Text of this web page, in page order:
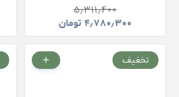
۵٫۳۱۱٫۴۰۰
۴٫۷۸۰٫۳۰۰ تومان
تخفیف